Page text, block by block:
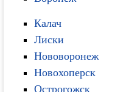
Калач
Лиски
Нововоронеж
Новохоперск
Острогожск